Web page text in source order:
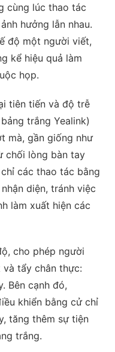
cùng lúc thao tác
hưởng lẫn nhau.
độ một người viết,
kể hiệu quả làm
họp.
tiên tiến và độ trễ
trắng Yealink)
mà, gần giống như
chối lòng bàn tay
các thao tác bằng
diện, tránh việc
làm xuất hiện các
cho phép người
tẩy chân thực:
Bên cạnh đó,
khiển bằng cử chỉ
tăng thêm sự tiện
trắng.